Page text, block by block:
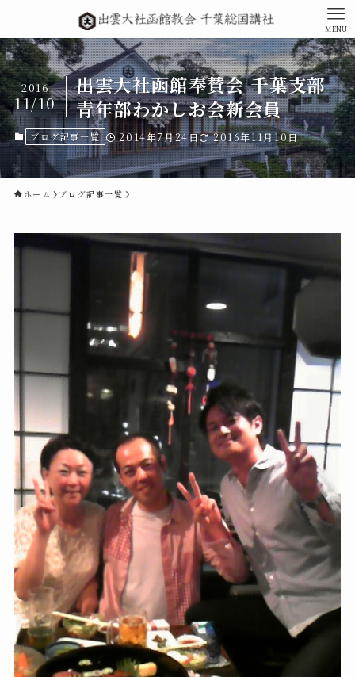
MENU
出雲大社函館奉賛会 千葉支部
青年部わかしお会新会員
2016
11/10
ブログ記事一覧 2014年7月24日 2016年11月10日
ホーム ブログ記事一覧